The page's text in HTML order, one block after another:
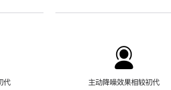
代
主动降噪效果相较初代